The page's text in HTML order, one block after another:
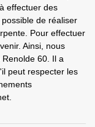
effectuer des
de réaliser
Pour effectuer
Ainsi, nous
60. Il a
peut respecter les